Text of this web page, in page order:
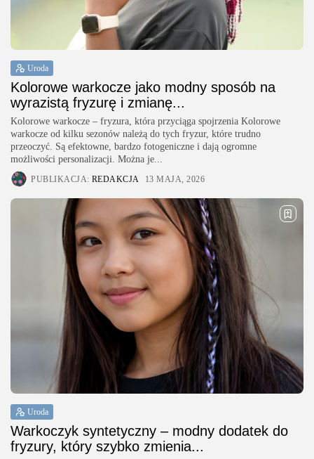
Uroda
Kolorowe warkocze jako modny sposób na
wyrazistą fryzurę i zmianę...
Kolorowe warkocze – fryzura, która przyciąga spojrzenia Kolorowe
warkocze od kilku sezonów należą do tych fryzur, które trudno
przeoczyć. Są efektowne, bardzo fotogeniczne i dają ogromne
możliwości personalizacji. Można je...
PUBLIKACJA: REDAKCJA 13 MAJA, 2026
Uroda
Warkoczyk syntetyczny – modny dodatek do
fryzury, który szybko zmienia...